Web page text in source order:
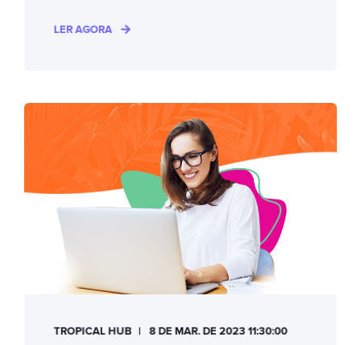
LER AGORA
TROPICAL HUB
8 DE MAR. DE 2023 11:30:00